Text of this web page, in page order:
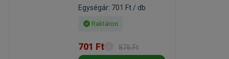
Egységár: 701 Ft / db
Raktáron
701 Ft 876 Ft